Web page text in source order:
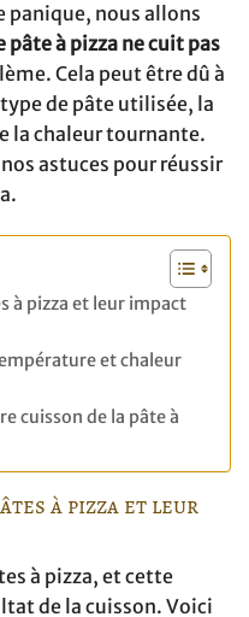
panique, nous allons
à pizza ne cuit pas
Cela peut être dû à
de pâte utilisée, la
la chaleur tournante.
astuces pour réussir
à pizza et leur impact
et chaleur
cuisson de la pâte à
à pizza et leur
à pizza, et cette
de la cuisson. Voici